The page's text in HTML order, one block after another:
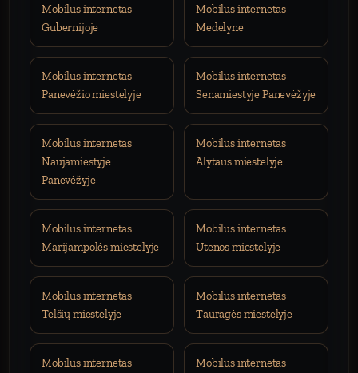
Mobilus internetas
Gubernijoje
Mobilus internetas
Medelyne
Mobilus internetas
Panevėžio miestelyje
Mobilus internetas
Senamiestyje Panevėžyje
Mobilus internetas
Naujamiestyje
Panevėžyje
Mobilus internetas
Alytaus miestelyje
Mobilus internetas
Marijampolės miestelyje
Mobilus internetas
Utenos miestelyje
Mobilus internetas
Telšių miestelyje
Mobilus internetas
Tauragės miestelyje
Mobilus internetas
Mobilus internetas